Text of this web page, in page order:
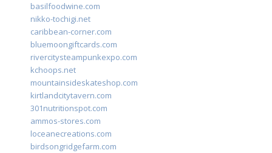
basilfoodwine.com
nikko-tochigi.net
caribbean-corner.com
bluemoongiftcards.com
rivercitysteampunkexpo.com
kchoops.net
mountainsideskateshop.com
kirtlandcitytavern.com
301nutritionspot.com
ammos-stores.com
loceanecreations.com
birdsongridgefarm.com